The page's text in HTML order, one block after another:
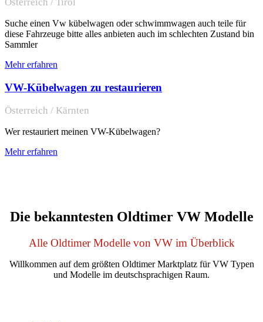
Suche einen Vw kübelwagen oder schwimmwagen auch teile für
diese Fahrzeuge bitte alles anbieten auch im schlechten Zustand bin
Sammler
Mehr erfahren
VW-Kübelwagen zu restaurieren
Österreich / Kärnten
Wer restauriert meinen VW-Kübelwagen?
Mehr erfahren
Die bekanntesten Oldtimer VW Modelle
Alle Oldtimer Modelle von VW im Überblick
Willkommen auf dem größten Oldtimer Marktplatz für VW Typen
und Modelle im deutschsprachigen Raum.